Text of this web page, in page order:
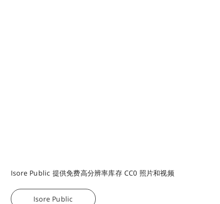
Isore Public 提供免费高分辨率库存 CC0 照片和视频
Isore Public